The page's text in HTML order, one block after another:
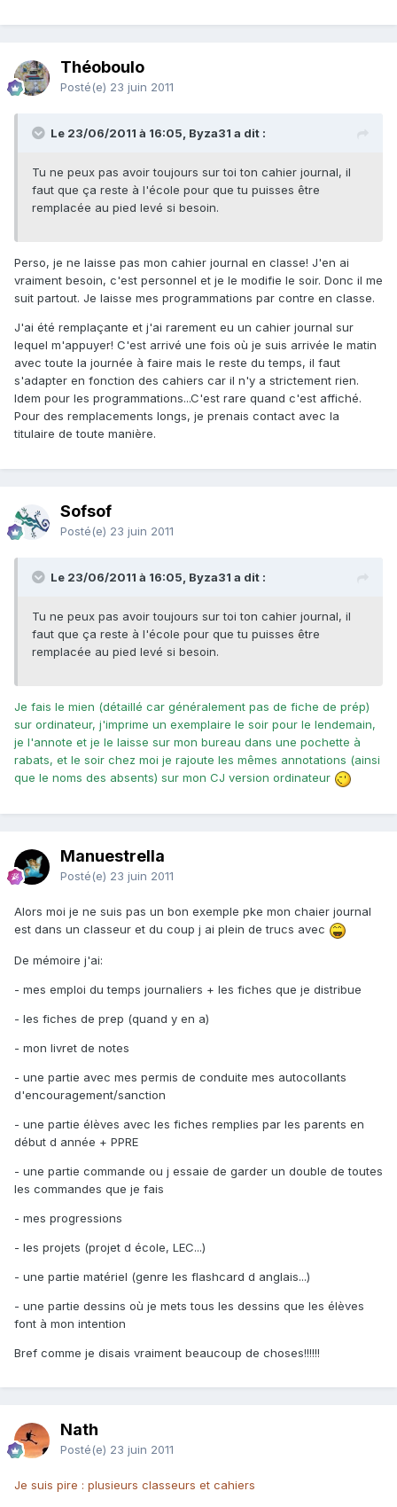
Théoboulo
Posté(e) 23 juin 2011
Le 23/06/2011 à 16:05, Byza31 a dit :
Tu ne peux pas avoir toujours sur toi ton cahier journal, il
faut que ça reste à l'école pour que tu puisses être
remplacée au pied levé si besoin.
Perso, je ne laisse pas mon cahier journal en classe! J'en ai
vraiment besoin, c'est personnel et je le modifie le soir. Donc il me
suit partout. Je laisse mes programmations par contre en classe.
J'ai été remplaçante et j'ai rarement eu un cahier journal sur
lequel m'appuyer! C'est arrivé une fois où je suis arrivée le matin
avec toute la journée à faire mais le reste du temps, il faut
s'adapter en fonction des cahiers car il n'y a strictement rien.
Idem pour les programmations...C'est rare quand c'est affiché.
Pour des remplacements longs, je prenais contact avec la
titulaire de toute manière.
Sofsof
Posté(e) 23 juin 2011
Le 23/06/2011 à 16:05, Byza31 a dit :
Tu ne peux pas avoir toujours sur toi ton cahier journal, il
faut que ça reste à l'école pour que tu puisses être
remplacée au pied levé si besoin.
Je fais le mien (détaillé car généralement pas de fiche de prép)
sur ordinateur, j'imprime un exemplaire le soir pour le lendemain,
je l'annote et je le laisse sur mon bureau dans une pochette à
rabats, et le soir chez moi je rajoute les mêmes annotations (ainsi
que le noms des absents) sur mon CJ version ordinateur
Manuestrella
Posté(e) 23 juin 2011
Alors moi je ne suis pas un bon exemple pke mon chaier journal
est dans un classeur et du coup j ai plein de trucs avec
De mémoire j'ai:
- mes emploi du temps journaliers + les fiches que je distribue
- les fiches de prep (quand y en a)
- mon livret de notes
- une partie avec mes permis de conduite mes autocollants
d'encouragement/sanction
- une partie élèves avec les fiches remplies par les parents en
début d année + PPRE
- une partie commande ou j essaie de garder un double de toutes
les commandes que je fais
- mes progressions
- les projets (projet d école, LEC...)
- une partie matériel (genre les flashcard d anglais...)
- une partie dessins où je mets tous les dessins que les élèves
font à mon intention
Bref comme je disais vraiment beaucoup de choses!!!!!!
Nath
Posté(e) 23 juin 2011
Je suis pire : plusieurs classeurs et cahiers